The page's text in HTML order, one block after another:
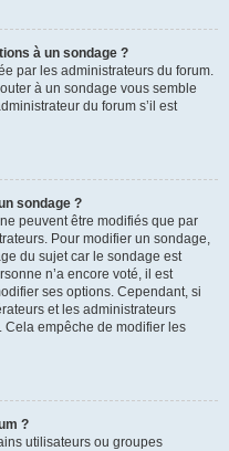
à un sondage ?
par les administrateurs du forum.
à un sondage vous semble
du forum s’il est
sondage ?
peuvent être modifiés que par
Pour modifier un sondage,
du sujet car le sondage est
n’a encore voté, il est
ses options. Cependant, si
et les administrateurs
empêche de modifier les
?
utilisateurs ou groupes